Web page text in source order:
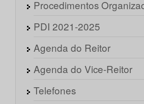
Procedimentos
PDI 2021-2025
Agenda do Reitor
Agenda do Vice-Reitor
Telefones